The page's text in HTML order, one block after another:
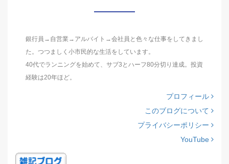
銀行員→自営業→アルバイト→会社員と色々な仕事をしてきまし
た。つつましく小市民的な生活をしています。
40代でランニングを始めて、サブ3とハーフ80分切り達成。投資
経験は20年ほど。
プロフィール
このブログについて
プライバシーポリシー
YouTube